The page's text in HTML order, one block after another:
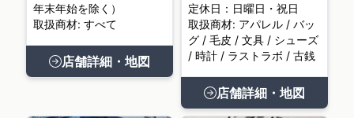
年末年始を除く）
取扱商材: すべて
店舗詳細・地図
定休日：日曜日・祝日
取扱商材: アパレル / バッ
グ / 毛皮 / 文具 / シューズ
/ 時計 / ラストラボ / 古銭
店舗詳細・地図